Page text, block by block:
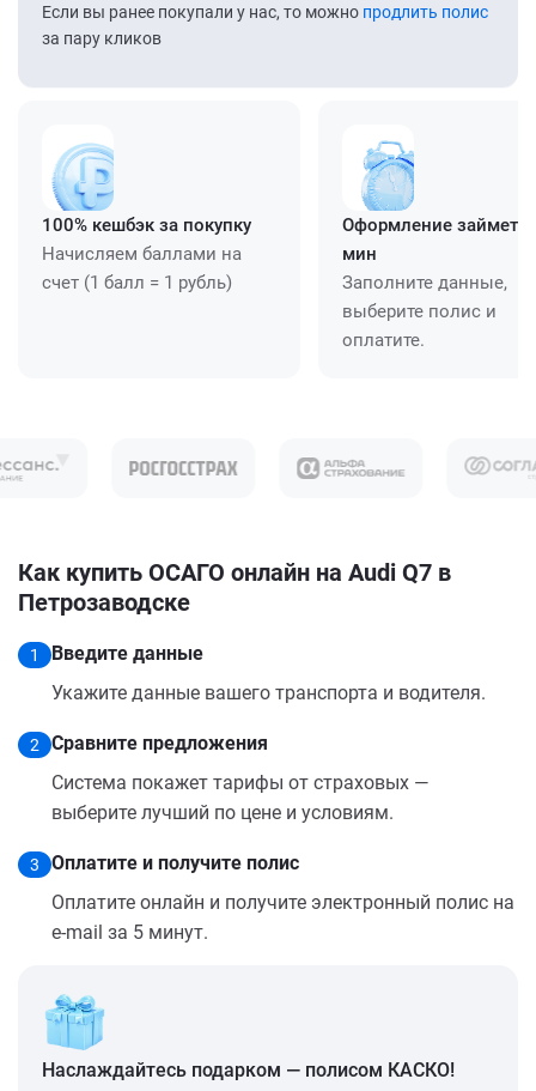
Если вы ранее покупали у нас, то можно продлить полис
за пару кликов
100% кешбэк за покупку
Начисляем баллами на
счет (1 балл = 1 рубль)
Оформление займет
мин
Заполните данные,
выберите полис и
оплатите.
Как купить ОСАГО онлайн на Audi Q7 в
Петрозаводске
1
Введите данные
Укажите данные вашего транспорта и водителя.
2
Сравните предложения
Система покажет тарифы от страховых —
выберите лучший по цене и условиям.
3
Оплатите и получите полис
Оплатите онлайн и получите электронный полис на
e-mail за 5 минут.
Наслаждайтесь подарком — полисом КАСКО!